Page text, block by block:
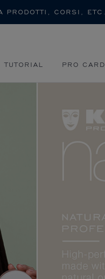
TUTORIAL PRO CARD